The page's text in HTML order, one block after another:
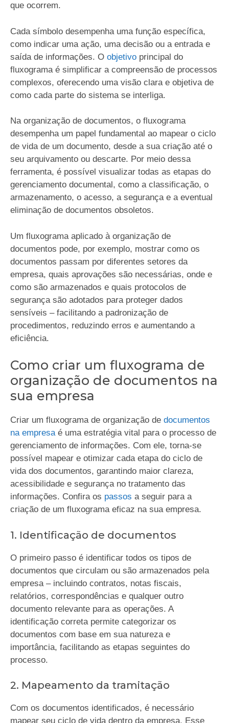
que ocorrem.
Cada símbolo desempenha uma função específica,
como indicar uma ação, uma decisão ou a entrada e
saída de informações. O objetivo principal do
fluxograma é simplificar a compreensão de processos
complexos, oferecendo uma visão clara e objetiva de
como cada parte do sistema se interliga.
Na organização de documentos, o fluxograma
desempenha um papel fundamental ao mapear o ciclo
de vida de um documento, desde a sua criação até o
seu arquivamento ou descarte. Por meio dessa
ferramenta, é possível visualizar todas as etapas do
gerenciamento documental, como a classificação, o
armazenamento, o acesso, a segurança e a eventual
eliminação de documentos obsoletos.
Um fluxograma aplicado à organização de
documentos pode, por exemplo, mostrar como os
documentos passam por diferentes setores da
empresa, quais aprovações são necessárias, onde e
como são armazenados e quais protocolos de
segurança são adotados para proteger dados
sensíveis – facilitando a padronização de
procedimentos, reduzindo erros e aumentando a
eficiência.
Como criar um fluxograma de
organização de documentos na
sua empresa
Criar um fluxograma de organização de documentos
na empresaé uma estratégia vital para o processo de
gerenciamento de informações. Com ele, torna-se
possível mapear e otimizar cada etapa do ciclo de
vida dos documentos, garantindo maior clareza,
acessibilidade e segurança no tratamento das
informações. Confira os passos a seguir para a
criação de um fluxograma eficaz na sua empresa.
1. Identificação de documentos
O primeiro passo é identificar todos os tipos de
documentos que circulam ou são armazenados pela
empresa – incluindo contratos, notas fiscais,
relatórios, correspondências e qualquer outro
documento relevante para as operações. A
identificação correta permite categorizar os
documentos com base em sua natureza e
importância, facilitando as etapas seguintes do
processo.
2. Mapeamento da tramitação
Com os documentos identificados, é necessário
mapear seu ciclo de vida dentro da empresa. Esse